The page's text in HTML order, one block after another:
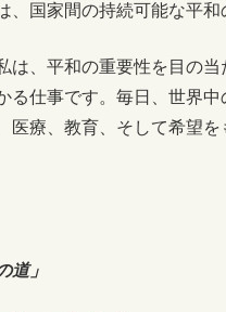
、国家間の持続可能な平
は、平和の重要性を目の
る仕事です。毎日、世界
医療、教育、そして希望
道」